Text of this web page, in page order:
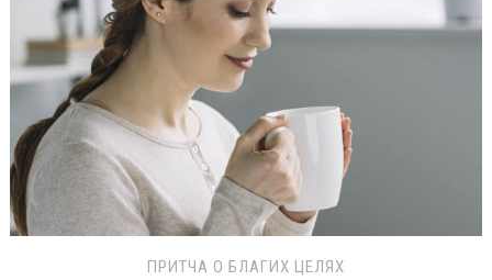
ПРИТЧА О БЛАГИХ ЦЕЛЯХ